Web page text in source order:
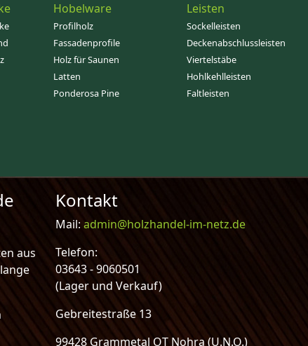
Hobelware
Profilholz
Fassadenprofile
Holz für Saunen
Latten
Ponderosa Pine
Leisten
Sockelleisten
Deckenabschlussleisten
Viertelstäbe
Hohlkehlleisten
Faltleisten
aus
Kontakt
Mail: admin@holzhandel-im-netz.de
Telefon:
03643 - 9060501
(Lager und Verkauf)
Gebreitestraße 13
99428 Grammetal OT Nohra (U.N.O.)